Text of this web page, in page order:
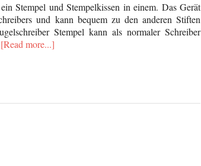
Stempel und Stempelkissen in einem. Das Gerät
und kann bequem zu den anderen Stiften
Stempel kann als normaler Schreiber
[Read more...]